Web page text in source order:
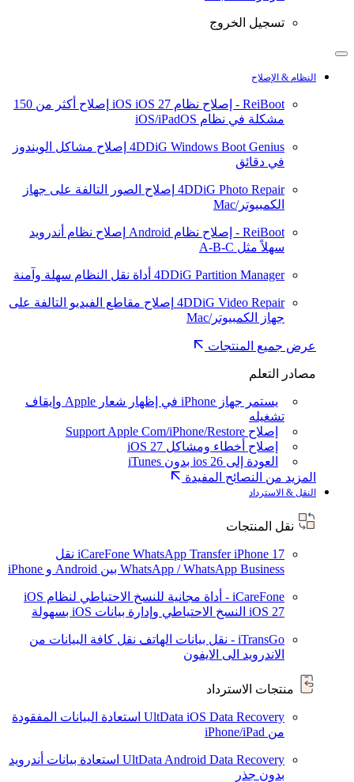
تسجيل الخروج
النظام & الإصلاح
ReiBoot - إصلاح نظام iOS iOS 27
إصلاح أكثر من 150
مشكلة في نظام iOS/iPadOS
4DDiG Windows Boot Genius إصلاح مشاكل الويندوز
في دقائق
4DDiG Photo Repair إصلاح الصور التالفة على جهاز
الكمبيوتر/Mac
ReiBoot - إصلاح نظام Android
إصلاح نظام أندرويد
سهلاً مثل A-B-C
4DDiG Partition Manager أداة نقل النظام سهلة وآمنة
4DDiG Video Repair إصلاح مقاطع الفيديو التالفة على
جهاز الكمبيوتر/Mac
عرض جميع المنتجات
مصادر التعلم
يستمر جهاز iPhone في إظهار شعار Apple وإيقاف
تشغيله
إصلاح Support Apple Com/iPhone/Restore
إصلاح أخطاء ومشاكل iOS 27
العودة إلى ios 26 بدون iTunes
المزيد من النصائح المفيدة
النقل & الاسترداد
نقل المنتجات
iCareFone WhatsApp TransferiPhone 17
نقل
WhatsApp / WhatsApp Business بين Android و iPhone
iCareFone - أداة مجانية للنسخ الاحتياطي لنظام iOS
iOS 27 النسخ الاحتياطي وإدارة بيانات iOS بسهولة
iTransGo - نقل بيانات الهاتف
نقل كافة البيانات من
الاندرويد الى الايفون
منتجات الاسترداد
UltData iOS Data Recovery استعادة البيانات المفقودة
من iPhone/iPad
UltData Android Data Recovery استعادة بيانات أندرويد
بدون جذر